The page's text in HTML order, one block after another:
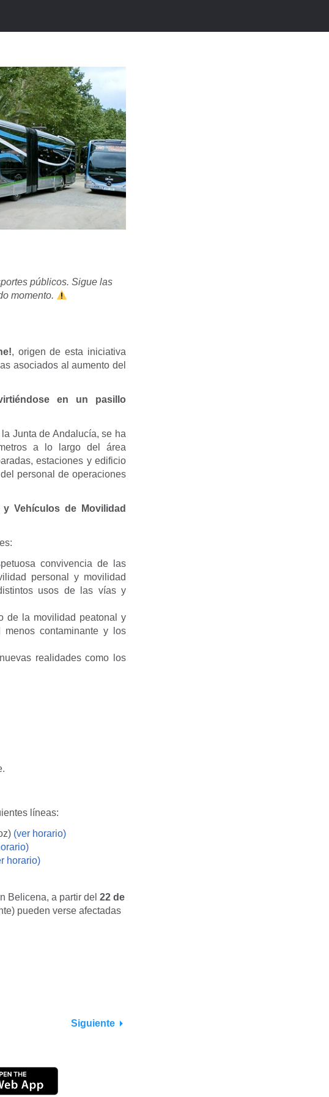
públicos. Sigue las
momento.
, origen de esta iniciativa
asociados al aumento del
en un pasillo
Junta de Andalucía, se ha
a lo largo del área
estaciones y edificio
personal de operaciones
Vehículos de Movilidad
convivencia de las
personal y movilidad
usos de las vías y
de la movilidad peatonal y
contaminante y los
realidades como los
líneas:
(ver horario)
horario)
Belicena, a partir del 22 de
pueden verse afectadas
Siguiente